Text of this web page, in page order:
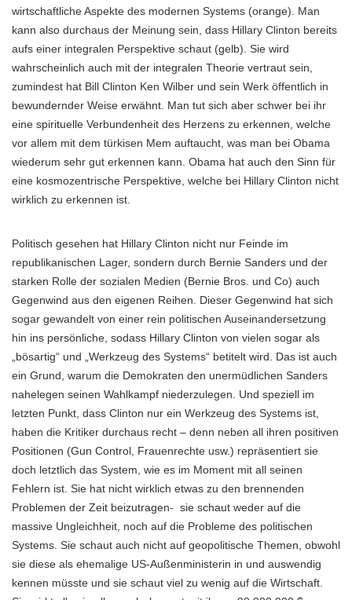
wirtschaftliche Aspekte des modernen Systems (orange). Man
kann also durchaus der Meinung sein, dass Hillary Clinton bereits
aufs einer integralen Perspektive schaut (gelb). Sie wird
wahrscheinlich auch mit der integralen Theorie vertraut sein,
zumindest hat Bill Clinton Ken Wilber und sein Werk öffentlich in
bewundernder Weise erwähnt. Man tut sich aber schwer bei ihr
eine spirituelle Verbundenheit des Herzens zu erkennen, welche
vor allem mit dem türkisen Mem auftaucht, was man bei Obama
wiederum sehr gut erkennen kann. Obama hat auch den Sinn für
eine kosmozentrische Perspektive, welche bei Hillary Clinton nicht
wirklich zu erkennen ist.
Politisch gesehen hat Hillary Clinton nicht nur Feinde im
republikanischen Lager, sondern durch Bernie Sanders und der
starken Rolle der sozialen Medien (Bernie Bros. und Co) auch
Gegenwind aus den eigenen Reihen. Dieser Gegenwind hat sich
sogar gewandelt von einer rein politischen Auseinandersetzung
hin ins persönliche, sodass Hillary Clinton von vielen sogar als
„bösartig“ und „Werkzeug des Systems“ betitelt wird. Das ist auch
ein Grund, warum die Demokraten den unermüdlichen Sanders
nahelegen seinen Wahlkampf niederzulegen. Und speziell im
letzten Punkt, dass Clinton nur ein Werkzeug des Systems ist,
haben die Kritiker durchaus recht – denn neben all ihren positiven
Positionen (Gun Control, Frauenrechte usw.) repräsentiert sie
doch letztlich das System, wie es im Moment mit all seinen
Fehlern ist. Sie hat nicht wirklich etwas zu den brennenden
Problemen der Zeit beizutragen- sie schaut weder auf die
massive Ungleichheit, noch auf die Probleme des politischen
Systems. Sie schaut auch nicht auf geopolitische Themen, obwohl
sie diese als ehemalige US-Außenministerin in und auswendig
kennen müsste und sie schaut viel zu wenig auf die Wirtschaft.